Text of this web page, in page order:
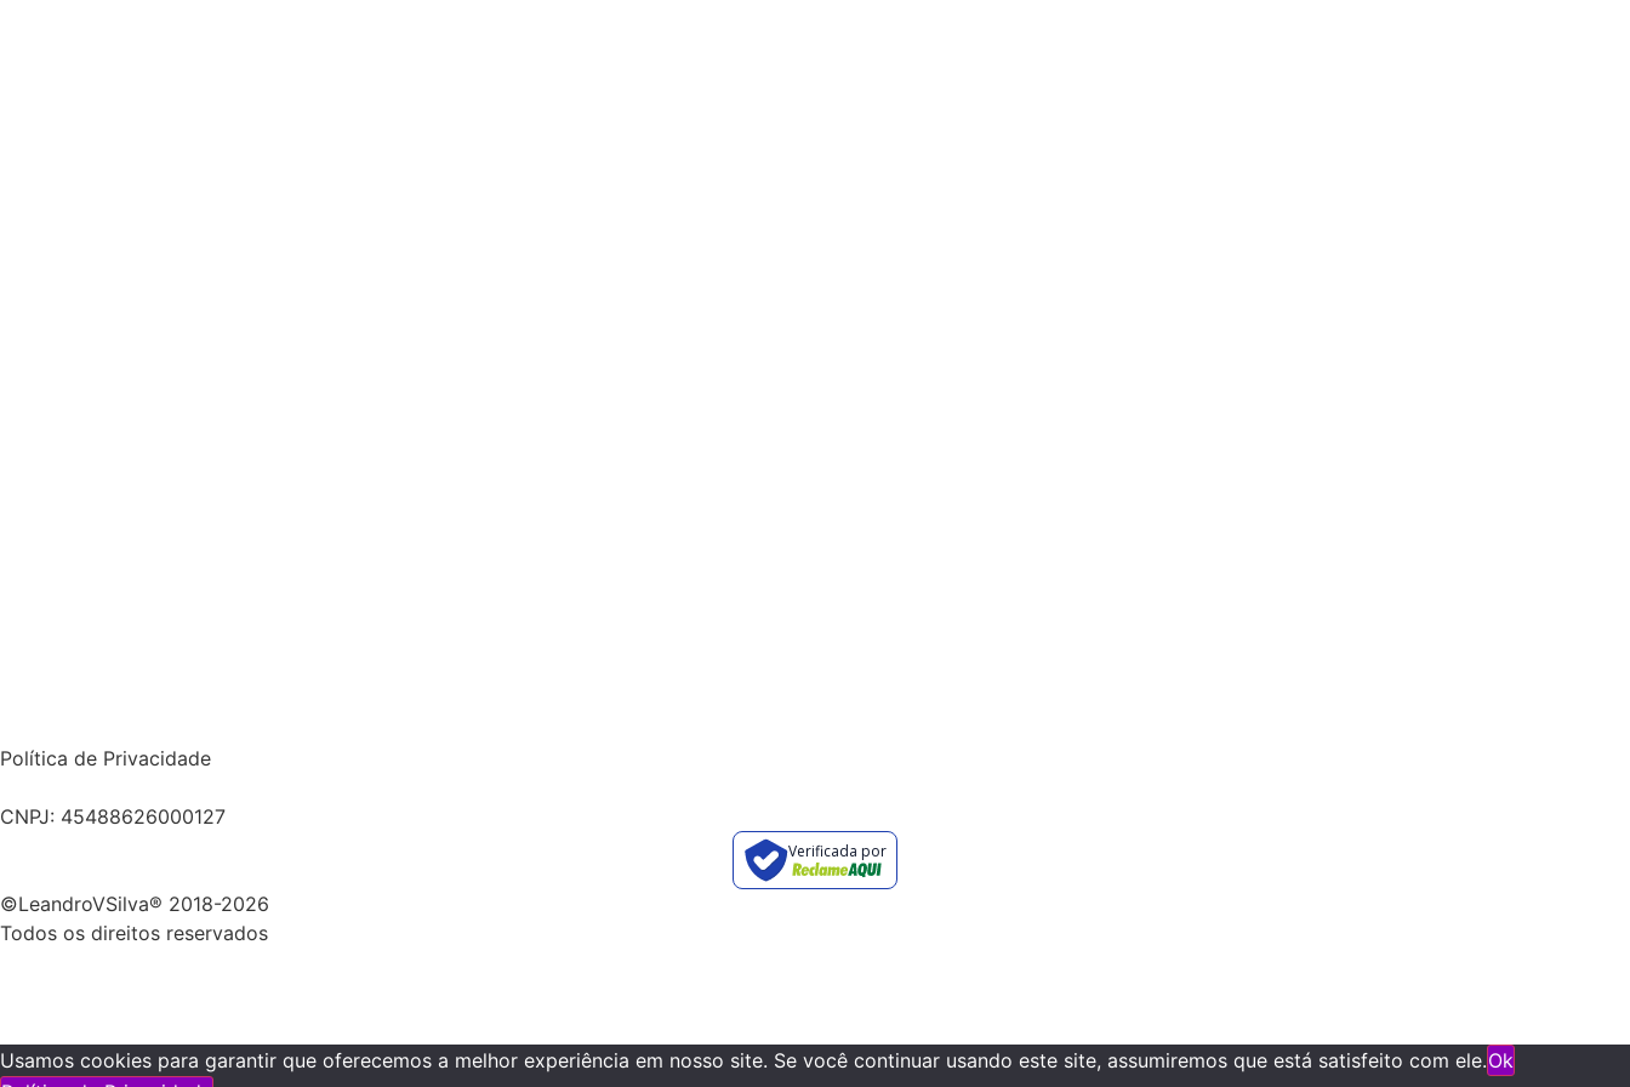
Política de Privacidade
CNPJ: 45488626000127
Verificada por
©LeandroVSilva® 2018-2026
Todos os direitos reservados
Usamos cookies para garantir que oferecemos a melhor experiência em nosso site. Se você continuar usando este site, assumiremos que está satisfeito com ele.Ok